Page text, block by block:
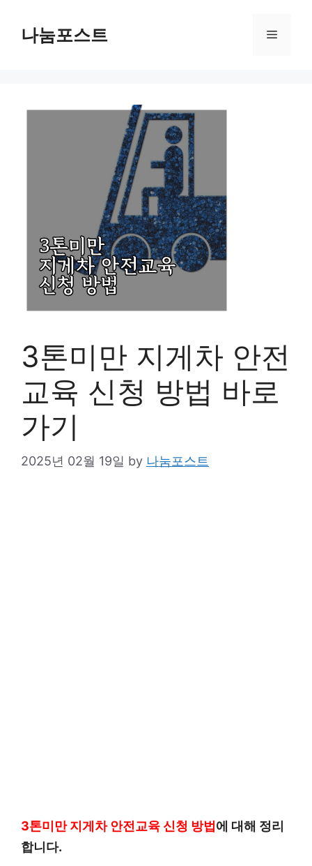
나눔포스트 Menu
3톤미만 지게차 안전
교육 신청 방법 바로
가기
2025년 02월 19일 by 나눔포스트
3톤미만 지게차 안전교육 신청 방법 에 대해 정리
합니다.